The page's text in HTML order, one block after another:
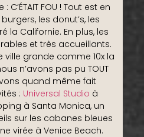
FOU ! Tout est en
les donut’s, les
la Californie. En plus, les
et très accueillants.
ville grande comme 10x la
n’avons pas pu TOUT
quand même fait
: Universal Studio à
à Santa Monica, un
sur les cabanes bleues
virée à Venice Beach.